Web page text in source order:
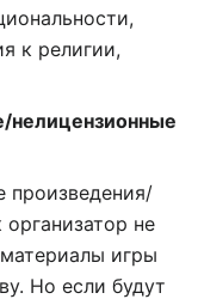
к религии,
нелицензионные
произведения/
не
игры
Но если будут